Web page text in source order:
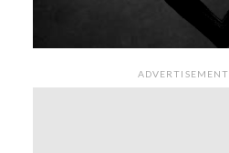
ADVERTISEMENT